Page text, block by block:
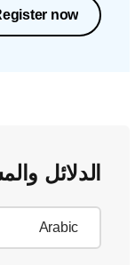
Register now
الدلائل